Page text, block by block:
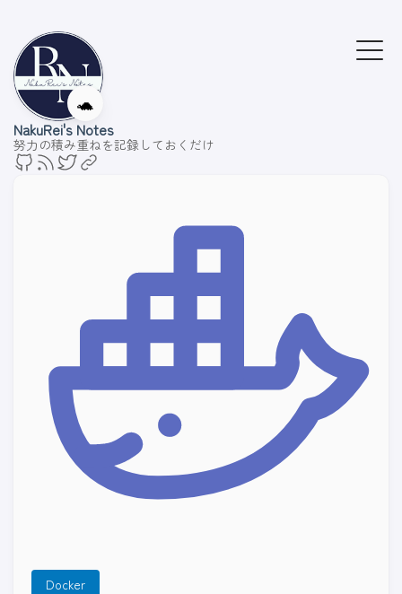
🐢
NakuRei's Notes
努力の積み重ねを記録しておくだけ
Docker